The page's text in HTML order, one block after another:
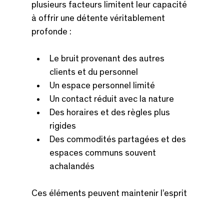
plusieurs facteurs limitent leur capacité
à offrir une détente véritablement
profonde :
Le bruit provenant des autres
clients et du personnel
Un espace personnel limité
Un contact réduit avec la nature
Des horaires et des règles plus
rigides
Des commodités partagées et des
espaces communs souvent
achalandés
Ces éléments peuvent maintenir l’esprit